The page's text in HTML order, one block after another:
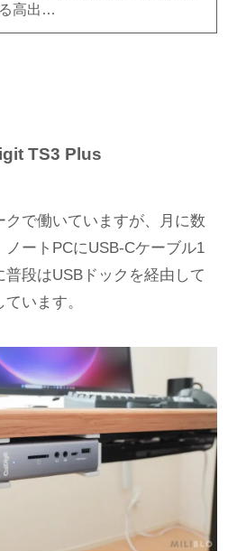
高出…
TS3 Plus
で働いていますが、月に数
ノートPCにUSB-Cケーブル1
段はUSBドックを経由して
います。